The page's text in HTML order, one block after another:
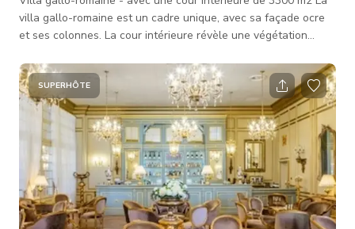
villa gallo-romaine est un cadre unique, avec sa façade ocre
et ses colonnes. La cour intérieure révèle une végétation
poussent côte à côte oliviers, cyprès, romarin et lavande. 62
colonnes 3300 m2 de cour 1 grand restaurant pouvant être
utilisé comme décor complémentaire
SUPERHÔTE